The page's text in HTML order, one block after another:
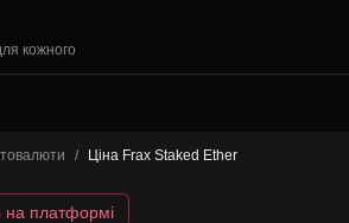
кожного
/ Ціна Frax Staked Ether
на платформі